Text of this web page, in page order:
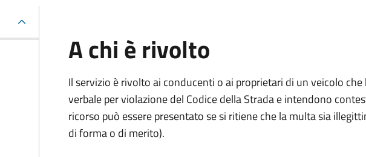
A chi è rivolto
Il servizio è rivolto ai conducenti o ai proprietari di un veicolo
verbale per violazione del Codice della Strada e intendono
ricorso può essere presentato se si ritiene che la multa sia
di forma o di merito).